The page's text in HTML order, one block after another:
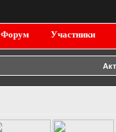
Форум Участники